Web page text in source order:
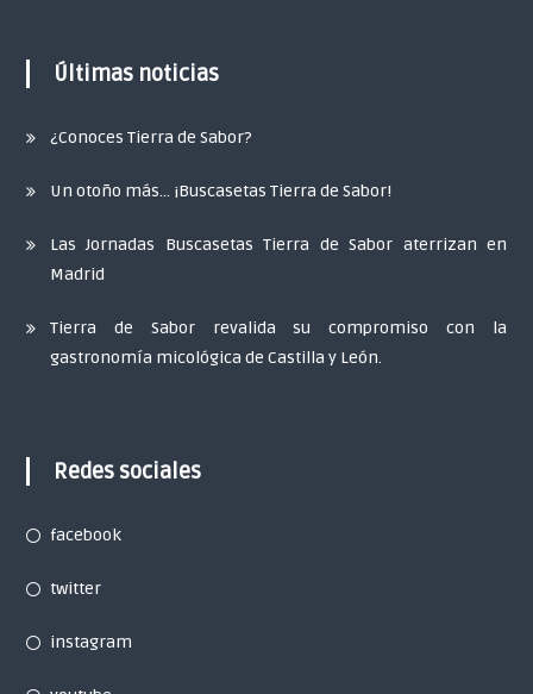
Últimas noticias
¿Conoces Tierra de Sabor?
Un otoño más… ¡Buscasetas Tierra de Sabor!
Las Jornadas Buscasetas Tierra de Sabor aterrizan en
Madrid
Tierra de Sabor revalida su compromiso con la
gastronomía micológica de Castilla y León.
Redes sociales
facebook
twitter
instagram